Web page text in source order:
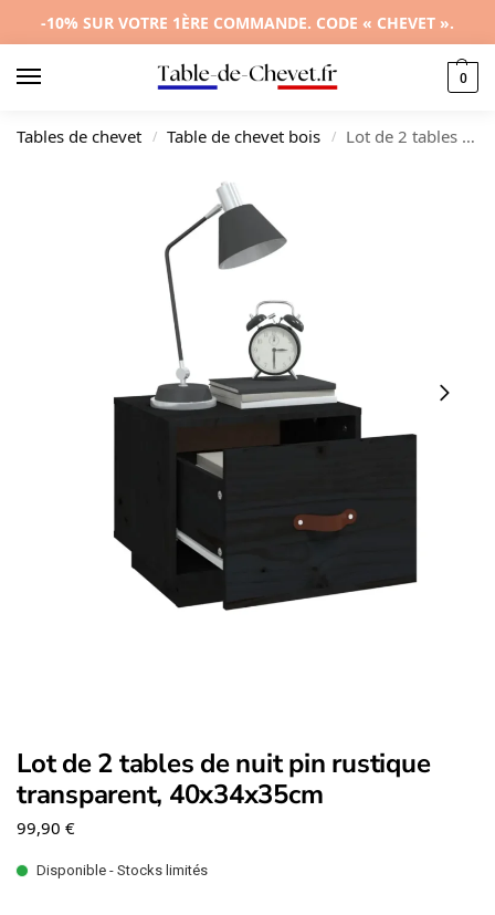
-10% SUR VOTRE 1ÈRE COMMANDE. CODE « CHEVET ».
0
Tables de chevet / Table de chevet bois / Lot de 2 tables de nuit pin rustique transparent, 40x34x35cm
Lot de 2 tables de nuit pin rustique
transparent, 40x34x35cm
99,90 €
Disponible - Stocks limités